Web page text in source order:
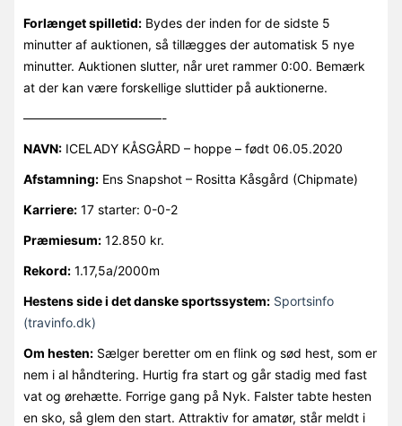
Forlænget spilletid:Bydes der inden for de sidste 5
minutter af auktionen, så tillægges der automatisk 5 nye
minutter. Auktionen slutter, når uret rammer 0:00. Bemærk
at der kan være forskellige sluttider på auktionerne.
———————————-
NAVN:ICELADY KÅSGÅRD – hoppe – født 06.05.2020
Afstamning:Ens Snapshot – Rositta Kåsgård (Chipmate)
Karriere:17 starter: 0-0-2
Præmiesum:12.850 kr.
Rekord:1.17,5a/2000m
Hestens side i det danske sportssystem: Sportsinfo
(travinfo.dk)
Om hesten:Sælger beretter om en flink og sød hest, som er
nem i al håndtering. Hurtig fra start og går stadig med fast
vat og ørehætte. Forrige gang på Nyk. Falster tabte hesten
en sko, så glem den start. Attraktiv for amatør, står meldt i